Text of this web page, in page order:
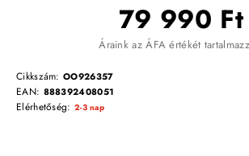
79 990 Ft
Áraink az ÁFA értékét
Cikkszám: OO926357
EAN: 888392408051
Elérhetőség: 2-3 nap